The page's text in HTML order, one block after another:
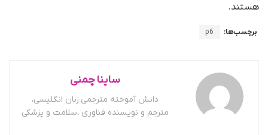
هستند.
برچسب‌ها: p6
ساینا چمنی
دانش آموخته مترجمی زبان انگلیسی،
مترجم و نویسنده فناوری ،سلامت و پزشکی